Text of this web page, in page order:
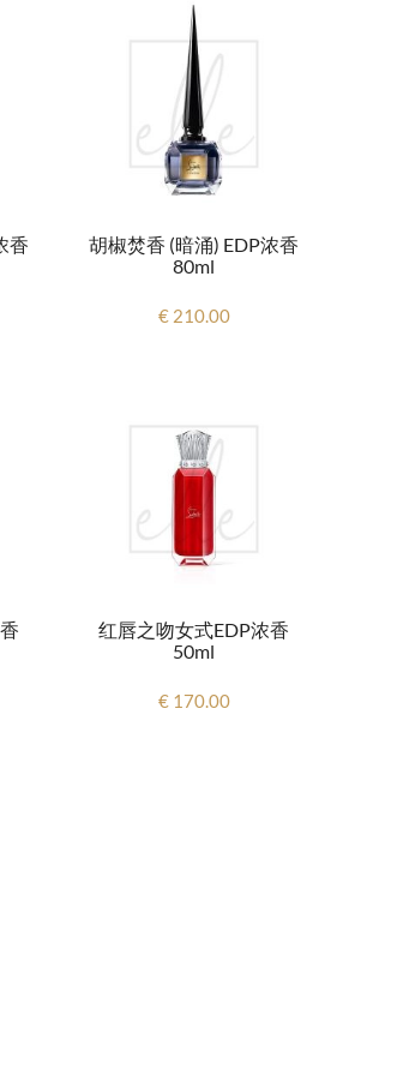
香
胡椒焚香 (暗涌) EDP浓香
80ml
€ 210.00
红唇之吻女式EDP浓香
50ml
€ 170.00